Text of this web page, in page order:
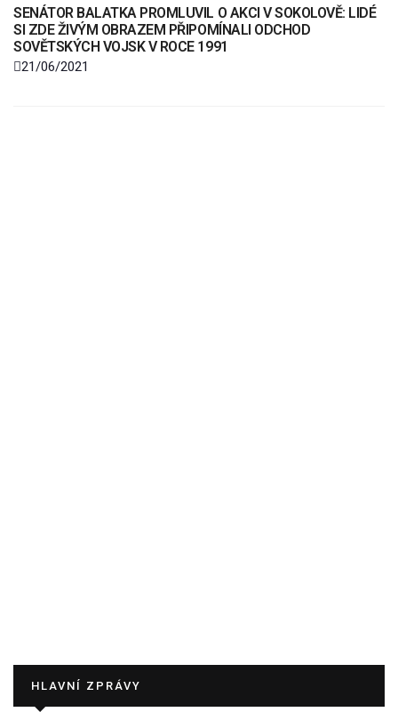
SENÁTOR BALATKA PROMLUVIL O AKCI V SOKOLOVĚ: LIDÉ
SI ZDE ŽIVÝM OBRAZEM PŘIPOMÍNALI ODCHOD
SOVĚTSKÝCH VOJSK V ROCE 1991
21/06/2021
HLAVNÍ ZPRÁVY